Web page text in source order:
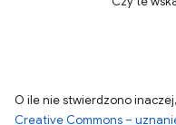
O ile nie stwierdzono
Creative Commons –